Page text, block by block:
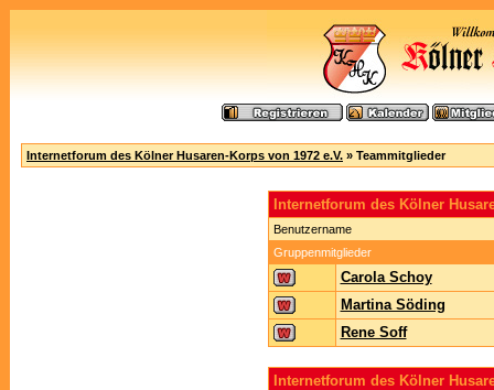
Internetforum des Kölner Husaren-Korps von 1972 e.V. » Teammitglieder
Internetforum des Kölner
Benutzername
Gruppenmitglieder
Carola Schoy
Martina Söding
Rene Soff
Internetforum des Kölner